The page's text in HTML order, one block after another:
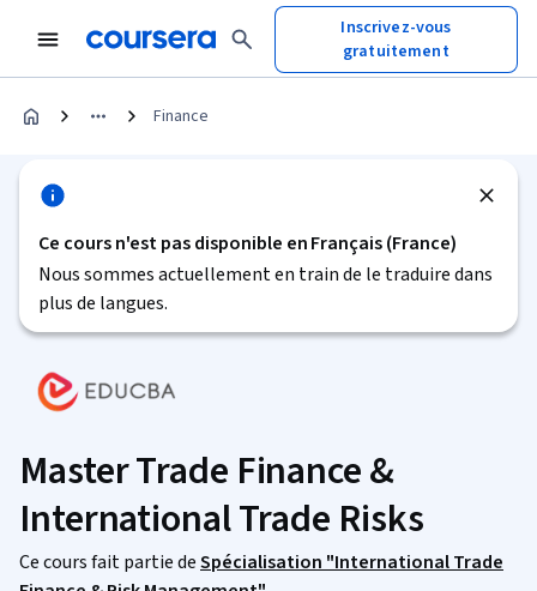
Inscrivez-vous
gratuitement
Finance
Ce cours n'est pas disponible en Français (France)
Nous sommes actuellement en train de le traduire dans
plus de langues.
Master Trade Finance &
International Trade Risks
Ce cours fait partie deSpécialisation "International Trade